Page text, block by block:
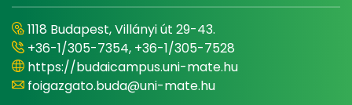
1118 Budapest, Villányi út 29-43.
+36-1/305-7354, +36-1/305-7528
https://budaicampus.uni-mate.hu
foigazgato.buda@uni-mate.hu